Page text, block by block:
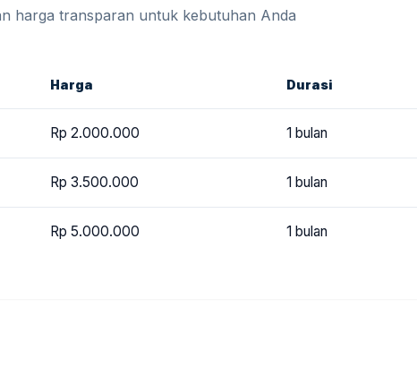
harga transparan untuk kebutuhan Anda
Harga Durasi
Rp 2.000.000 1 bulan
Rp 3.500.000 1 bulan
Rp 5.000.000 1 bulan